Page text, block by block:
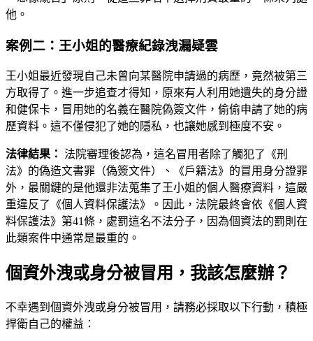
他。
案例二：王小姐的醫療紀錄洩漏疑雲
王小姐最近發現自己未曾向某醫院申請過的病歷，竟然被第三
方取得了。進一步追查才得知，原來有人利用她遺失的身分證
和健保卡，冒用她的名義在醫院偽簽文件，偷偷申請了她的病
歷資料。這不僅侵犯了她的隱私，也讓她感到極度不安。
法律結果： 法院審理後認為，這名冒用者除了觸犯了《刑
法》的偽造文書罪（偽簽文件）、《戶籍法》的冒用身分證罪
外，最關鍵的是他還非法蒐集了王小姐的個人醫療資料，這嚴
重違反了《個人資料保護法》。因此，法院最終會依《個人資
料保護法》第41條，處罰這名不法分子，因為個資法的罰則在
此類案件中通常是最重的。
個資外洩或身分被冒用，我該怎麼辦？
不幸遇到個資外洩或身分被冒用，請務必採取以下行動，積極
捍衛自己的權益：